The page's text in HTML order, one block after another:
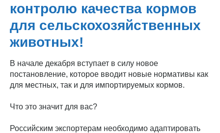
контролю качества кормов
для сельскохозяйственных
животных!
В начале декабря вступает в силу новое
постановление, которое вводит новые нормативы как
для местных, так и для импортируемых кормов.
Что это значит для вас?
Российским экспортерам необходимо адаптировать